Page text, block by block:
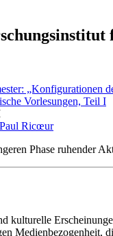
„Konfigurationen
Vorlesungen, Teil I
Ricœur
Phase ruhender
kulturelle
Medienbezogenheit,